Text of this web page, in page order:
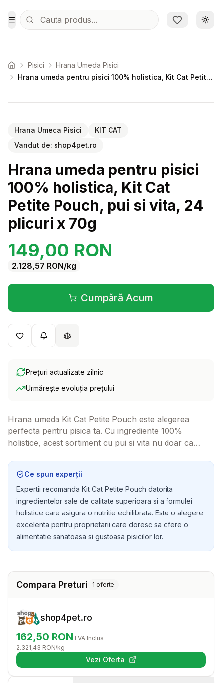
Sari la conținutul principal
Toggle Menu
Acasa Pisici
Hrana Umeda Pisici
Hrana umeda pentru pisici 100% holistica, Kit Cat Petite Pouch, pui si vita, 24 plicuri x 70g
Hrana Umeda Pisici
KIT CAT
Vandut de: shop4pet.ro
Hrana umeda pentru pisici
100% holistica, Kit Cat
Petite Pouch, pui si vita, 24
plicuri x 70g
149,00 RON
2.128,57 RON/kg
Cumpără Acum
(se deschide într-o filă
Prețuri actualizate zilnic
Urmărește evoluția prețului
Hrana umeda Kit Cat Petite Pouch este alegerea
perfecta pentru pisica ta. Cu ingrediente 100%
holistice, acest sortiment cu pui si vita nu doar ca
echilibrata pentru felinele pretentioase.
Ce spun experții
Expertii recomanda Kit Cat Petite Pouch datorita
ingredientelor sale de calitate superioara si a formulei
holistice care asigura o nutritie echilibrata. Este o alegere
excelenta pentru proprietarii care doresc sa ofere o
alimentatie sanatoasa si gustoasa pisicilor lor.
Compara Preturi 1 oferte
shop4pet.ro
162,50 RONTVA Inclus
2.321,43 RON/kg
Vezi Oferta(se deschide într-o filă nouă)